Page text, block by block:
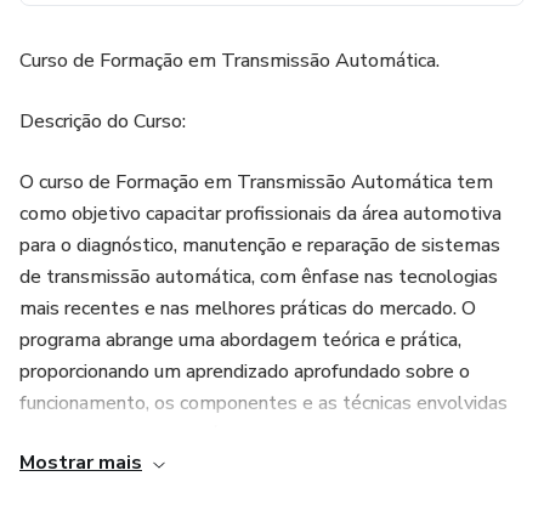
Curso de Formação em Transmissão Automática.
Descrição do Curso:
O curso de Formação em Transmissão Automática tem
como objetivo capacitar profissionais da área automotiva
para o diagnóstico, manutenção e reparação de sistemas
de transmissão automática, com ênfase nas tecnologias
mais recentes e nas melhores práticas do mercado. O
programa abrange uma abordagem teórica e prática,
proporcionando um aprendizado aprofundado sobre o
funcionamento, os componentes e as técnicas envolvidas
Mostrar mais